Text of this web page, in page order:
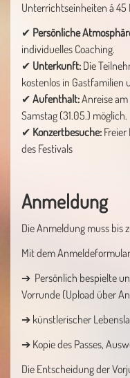
Unterrichtseinheiten á 45
✔ Persönliche
individuelles Coaching.
✔ Unterkunft: Die
kostenlos in Gastfamilien
✔ Aufenthalt:Anreise
Samstag (31.05.) möglich.
✔ Konzertbesuche:
des Festivals
Anmeldung
Die Anmeldung muss bis
Mit dem
➔ Persönlich bespielte
Vorrunde (Upload über
➔ künstlerischer
➔ Kopie des Passes,
Die Entscheidung der